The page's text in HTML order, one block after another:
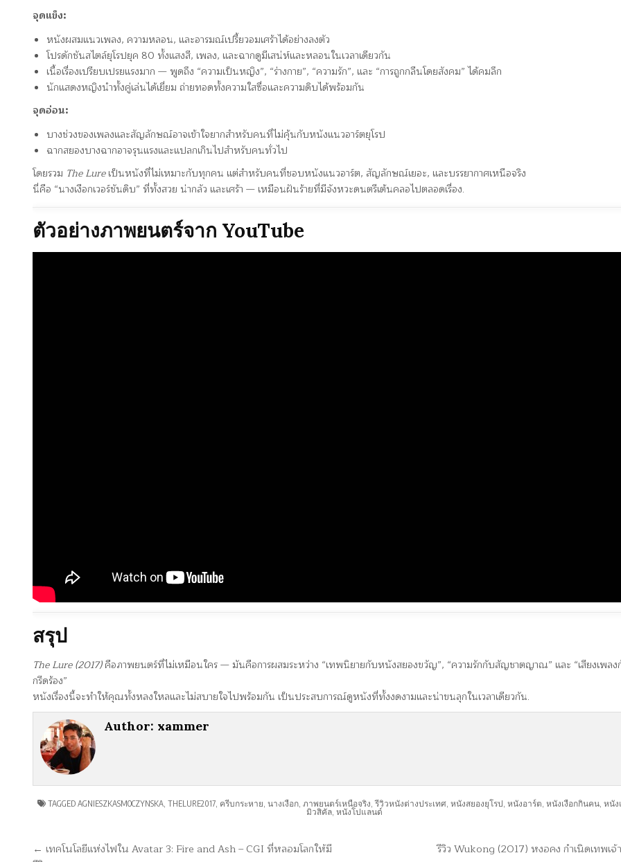
จุดแข็ง:
หนังผสมแนวเพลง, ความหลอน, และอารมณ์เปรี้ยวอมเศร้าได้อย่างลงตัว
โปรดักชันสไตล์ยุโรปยุค 80 ทั้งแสงสี, เพลง, และฉากดูมีเสน่ห์และหลอนในเวลาเดียวกัน
เนื้อเรื่องเปรียบเปรยแรงมาก — พูดถึง “ความเป็นหญิง”, “ร่างกาย”, “ความรัก”, และ “การถูกกลืนโดยสังคม” ได้คมลึก
นักแสดงหญิงนำทั้งคู่เล่นได้เยี่ยม ถ่ายทอดทั้งความใสซื่อและความดิบได้พร้อมกัน
จุดอ่อน:
บางช่วงของเพลงและสัญลักษณ์อาจเข้าใจยากสำหรับคนที่ไม่คุ้นกับหนังแนวอาร์ตยุโรป
ฉากสยองบางฉากอาจรุนแรงและแปลกเกินไปสำหรับคนทั่วไป
โดยรวม The Lureเป็นหนังที่ไม่เหมาะกับทุกคน แต่สำหรับคนที่ชอบหนังแนวอาร์ต, สัญลักษณ์เยอะ, และบรรยากาศเหนือจริง
นี่คือ “นางเงือกเวอร์ชันดิบ” ที่ทั้งสวย น่ากลัว และเศร้า — เหมือนฝันร้ายที่มีจังหวะดนตรีเต้นคลอไปตลอดเรื่อง.
ตัวอย่างภาพยนตร์จาก YouTube
สรุป
The Lure (2017)คือภาพยนตร์ที่ไม่เหมือนใคร — มันคือการผสมระหว่าง “เทพนิยายกับหนังสยองขวัญ”, “ความรักกับสัญชาตญาณ” และ “เสียงเพลง
กรีดร้อง”
หนังเรื่องนี้จะทำให้คุณทั้งหลงใหลและไม่สบายใจไปพร้อมกัน เป็นประสบการณ์ดูหนังที่ทั้งงดงามและน่าขนลุกในเวลาเดียวกัน.
Author: xammer
TAGGED AGNIESZKASMOCZYNSKA, THELURE2017, ครีบกระหาย นางเงือก, ภาพยนตร์เหนือจริง ,รีวิวหนังต่างประเทศ, หนังสยองยุโรป หนังอาร์ต หนังเงือกกินคน, หนั
มิวสิคัล หนังโปแลนด์
แนะแนว รีวิว Wukong (2017) หงอคง กำเนิดเทพเ
← เทคโนโลยีแห่งไฟใน Avatar 3: Fire and Ash – CGI ที่หลอมโลกให้มี